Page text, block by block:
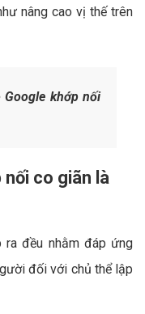
nâng cao vị thế trên
Google khớp nối
co giãn là
đều nhằm đáp ứng
đối với chủ thể lập